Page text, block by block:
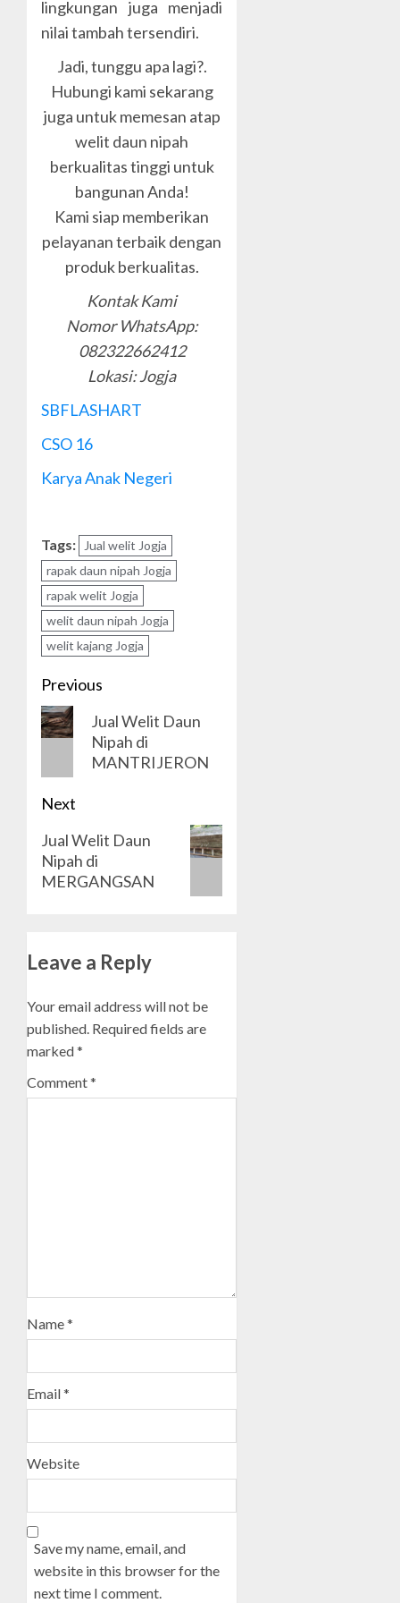
lingkungan juga menjadi
nilai tambah tersendiri.
Jadi, tunggu apa lagi?.
Hubungi kami sekarang
juga untuk memesan atap
welit daun nipah
berkualitas tinggi untuk
bangunan Anda!
Kami siap memberikan
pelayanan terbaik dengan
produk berkualitas.
Kontak Kami
Nomor WhatsApp:
082322662412
Lokasi: Jogja
SBFLASHART
CSO 16
Karya Anak Negeri
Tags:
Jual welit Jogja
rapak daun nipah Jogja
rapak welit Jogja
welit daun nipah Jogja
welit kajang Jogja
Post
navigation
Previous
Previous
post:
Jual Welit Daun
Nipah di
MANTRIJERON
Next
Next
post:
Jual Welit Daun
Nipah di
MERGANGSAN
Leave a Reply
Your email address will not be
published. Required fields are
marked*
Comment*
Name*
Email*
Website
Save my name, email, and
website in this browser for the
next time I comment.